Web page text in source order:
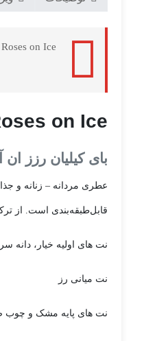
Roses on Ice عطر ادکلنی زنانه و مردانه و شیک با رایحه های معطر می باشد که توسط برند BY KILIAN و در سال 2020 به بازار جهانی عرضه شده است.
on Ice
بای کیلیان رزز
قابل‌طبقه‌بندی است. از
نت های اولیه خیار، دانه
نت میانی رز
نت های پایه مشک و چوب